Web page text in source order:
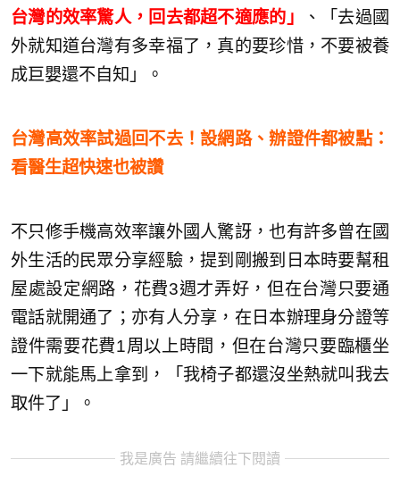
台灣的效率驚人，回去都超不適應的」
、「去過國
外就知道台灣有多幸福了，真的要珍惜，不要被養
成巨嬰還不自知」。
台灣高效率試過回不去！設網路、辦證件都被點：
看醫生超快速也被讚
不只修手機高效率讓外國人驚訝，也有許多曾在國
外生活的民眾分享經驗，提到剛搬到日本時要幫租
屋處設定網路，花費3週才弄好，但在台灣只要通
電話就開通了；亦有人分享，在日本辦理身分證等
證件需要花費1周以上時間，但在台灣只要臨櫃坐
一下就能馬上拿到，「我椅子都還沒坐熱就叫我去
取件了」。
我是廣告 請繼續往下閱讀